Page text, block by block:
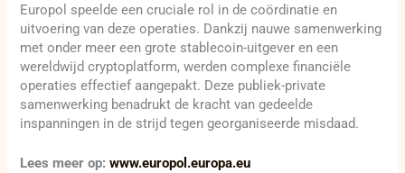
Europol speelde een cruciale rol in de coördinatie en
uitvoering van deze operaties. Dankzij nauwe samenwerking
met onder meer een grote stablecoin-uitgever en een
wereldwijd cryptoplatform, werden complexe financiële
operaties effectief aangepakt. Deze publiek-private
samenwerking benadrukt de kracht van gedeelde
inspanningen in de strijd tegen georganiseerde misdaad.
Lees meer op:www.europol.europa.eu